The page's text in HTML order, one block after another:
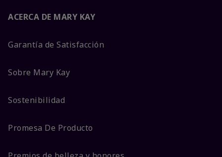
ACERCA DE MARY KAY
Garantía de Satisfacción
Sobre Mary Kay
Sostenibilidad
Promesa De Producto